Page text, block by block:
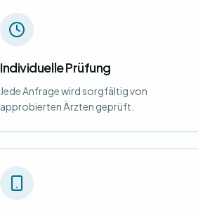
Individuelle Prüfung
Jede Anfrage wird sorgfältig von
approbierten Ärzten geprüft.